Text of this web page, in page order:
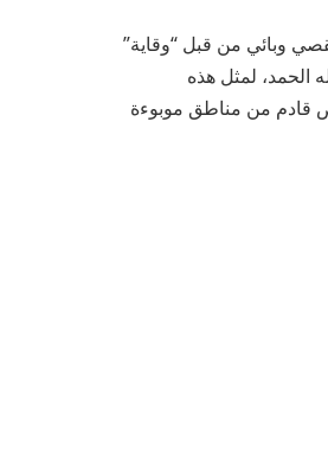
وبائي من قبل “وقاية”
الحمد، لمثل هذه
قادم من مناطق موبوءة